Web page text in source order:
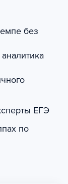
без
ЕГЭ
по